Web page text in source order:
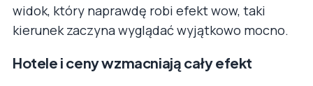
widok, który naprawdę robi efekt wow, taki
kierunek zaczyna wyglądać wyjątkowo mocno.
Hotele i ceny wzmacniają cały efekt